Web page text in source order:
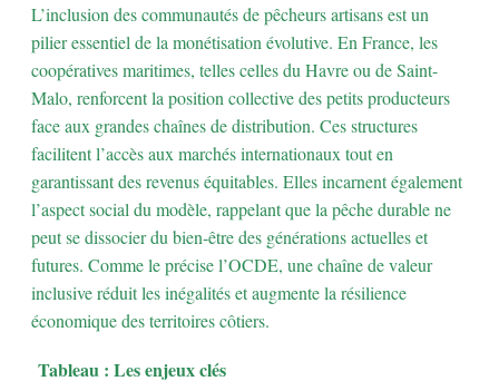
L’inclusion des communautés de pêcheurs artisans est un
pilier essentiel de la monétisation évolutive. En France, les
coopératives maritimes, telles celles du Havre ou de Saint-
Malo, renforcent la position collective des petits producteurs
face aux grandes chaînes de distribution. Ces structures
facilitent l’accès aux marchés internationaux tout en
garantissant des revenus équitables. Elles incarnent également
l’aspect social du modèle, rappelant que la pêche durable ne
peut se dissocier du bien-être des générations actuelles et
futures. Comme le précise l’OCDE, une chaîne de valeur
inclusive réduit les inégalités et augmente la résilience
économique des territoires côtiers.
Tableau : Les enjeux clés